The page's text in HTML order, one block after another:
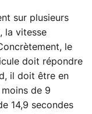
sur plusieurs
la vitesse
le
doit répondre
il doit être en
de 9
14,9 secondes